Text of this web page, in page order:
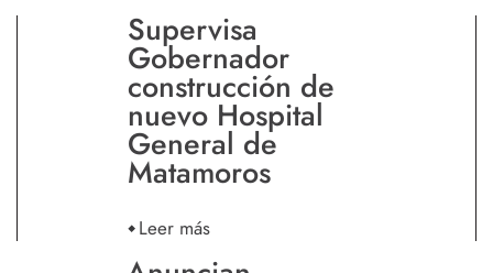
Supervisa
Gobernador
construcción de
nuevo Hospital
General de
Matamoros
Leer más